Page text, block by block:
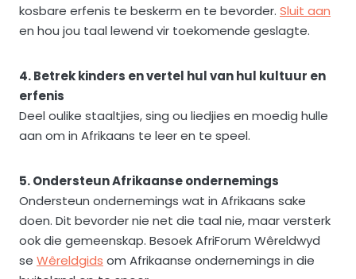
kosbare erfenis te beskerm en te bevorder. Sluit aan
en hou jou taal lewend vir toekomende geslagte.
4. Betrek kinders en vertel hul van hul kultuur en
erfenis
Deel oulike staaltjies, sing ou liedjies en moedig hulle
aan om in Afrikaans te leer en te speel.
5. Ondersteun Afrikaanse ondernemings
Ondersteun ondernemings wat in Afrikaans sake
doen. Dit bevorder nie net die taal nie, maar versterk
ook die gemeenskap. Besoek AfriForum Wêreldwyd
se Wêreldgids om Afrikaanse ondernemings in die